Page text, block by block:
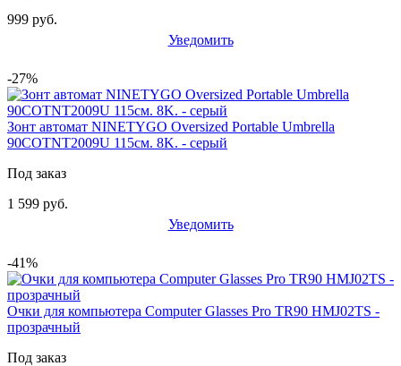
999 руб.
Уведомить
-27%
Зонт автомат NINETYGO Oversized Portable Umbrella
90COTNT2009U 115см. 8K. - серый
Под заказ
1 599 руб.
Уведомить
-41%
Очки для компьютера Computer Glasses Pro TR90 HMJ02TS -
прозрачный
Под заказ